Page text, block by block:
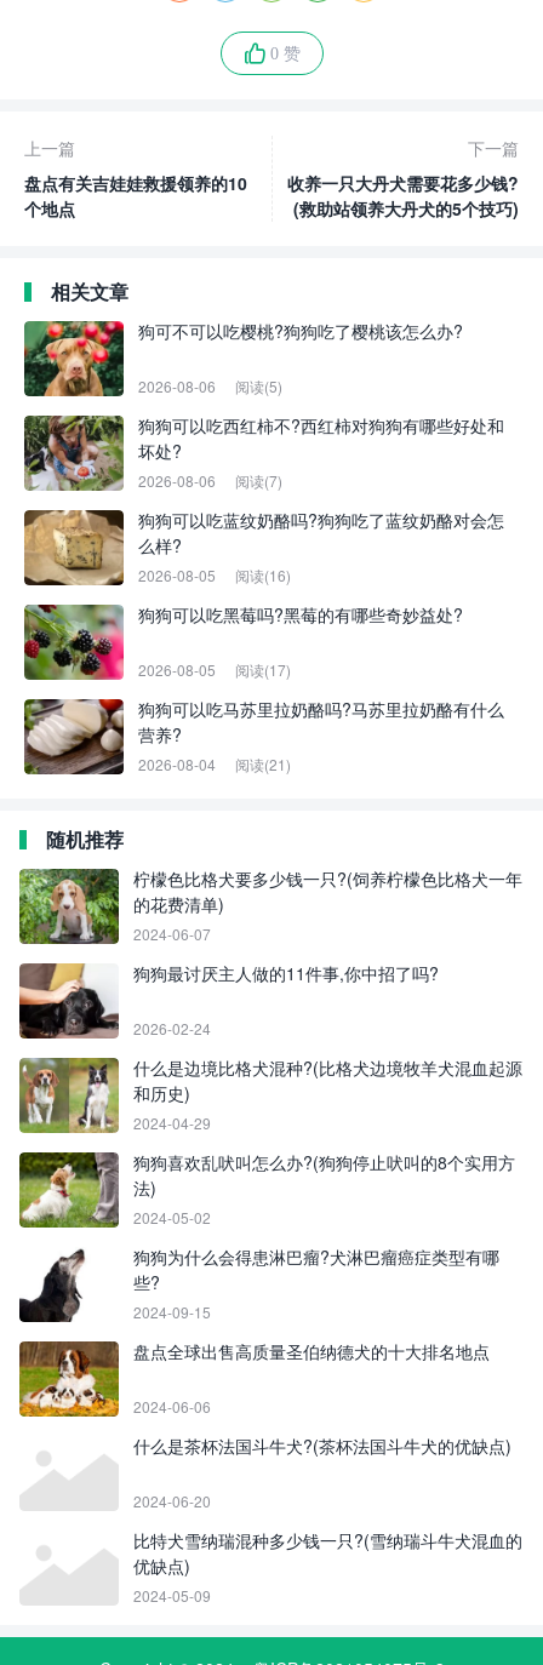
0 赞
上一篇
盘点有关吉娃娃救援领养的10
个地点
下一篇
收养一只大丹犬需要花多少钱?
(救助站领养大丹犬的5个技巧)
相关文章
狗可不可以吃樱桃?狗狗吃了樱桃该怎么办?
2026-08-06 阅读(5)
狗狗可以吃西红柿不?西红柿对狗狗有哪些好处和
坏处?
2026-08-06 阅读(7)
狗狗可以吃蓝纹奶酪吗?狗狗吃了蓝纹奶酪对会怎
么样?
2026-08-05 阅读(16)
狗狗可以吃黑莓吗?黑莓的有哪些奇妙益处?
2026-08-05 阅读(17)
狗狗可以吃马苏里拉奶酪吗?马苏里拉奶酪有什么
营养?
2026-08-04 阅读(21)
随机推荐
柠檬色比格犬要多少钱一只?(饲养柠檬色比格犬一年
的花费清单)
2024-06-07
狗狗最讨厌主人做的11件事,你中招了吗?
2026-02-24
什么是边境比格犬混种?(比格犬边境牧羊犬混血起源
和历史)
2024-04-29
狗狗喜欢乱吠叫怎么办?(狗狗停止吠叫的8个实用方
法)
2024-05-02
狗狗为什么会得患淋巴瘤?犬淋巴瘤癌症类型有哪
些?
2024-09-15
盘点全球出售高质量圣伯纳德犬的十大排名地点
2024-06-06
什么是茶杯法国斗牛犬?(茶杯法国斗牛犬的优缺点)
2024-06-20
比特犬雪纳瑞混种多少钱一只?(雪纳瑞斗牛犬混血的
优缺点)
2024-05-09